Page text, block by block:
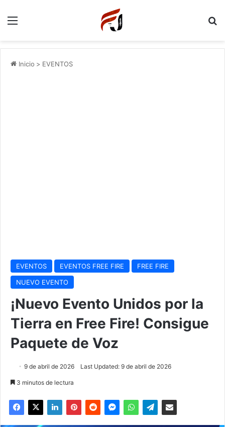
Menu
Inicio > EVENTOS
EVENTOS EVENTOS FREE FIRE
FREE FIRE
NUEVO EVENTO
¡Nuevo Evento Unidos por la
Tierra en Free Fire! Consigue
Paquete de Voz
9 de abril de 2026 Last Updated: 9 de abril de 2026
3 minutos de lectura